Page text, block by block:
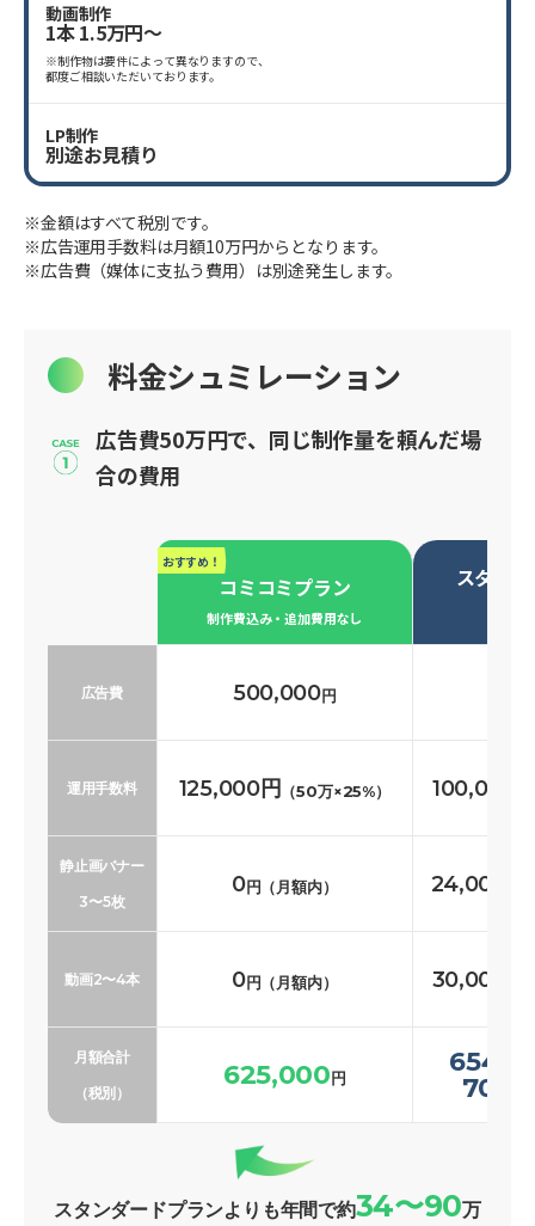
動画制作
1本 1.5万円〜
※制作物は要件によって異なりますので、
都度ご相談いただいております。
LP制作
別途お見積り
※金額はすべて税別です。
※広告運用手数料は月額10万円からとなります。
※広告費（媒体に支払う費用）は別途発生します。
料金シュミレーション
広告費50万円で、同じ制作量を頼んだ場
合の費用
おすすめ！
コミコミプラン
制作費込み・追加費用なし
スタン
広告費 500,000円
運用手数料 125,000円 （50万×25%） 100,000
静止画バナー
3〜5枚
0円（月額内） 24,000
動画2〜4本 0円（月額内） 30,000
月額合計
（税別）
625,000円
スタンダードプランよりも年間で約34〜90万